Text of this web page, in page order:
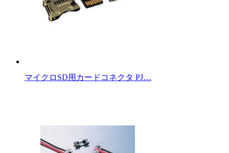
マイクロSD用カードコネクタ PJ…